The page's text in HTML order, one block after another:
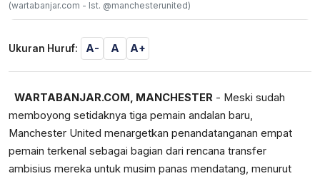
(wartabanjar.com - Ist. @manchesterunited)
Ukuran Huruf: A- A A+
WARTABANJAR.COM, MANCHESTER - Meski sudah
memboyong setidaknya tiga pemain andalan baru,
Manchester United menargetkan penandatanganan empat
pemain terkenal sebagai bagian dari rencana transfer
ambisius mereka untuk musim panas mendatang, menurut